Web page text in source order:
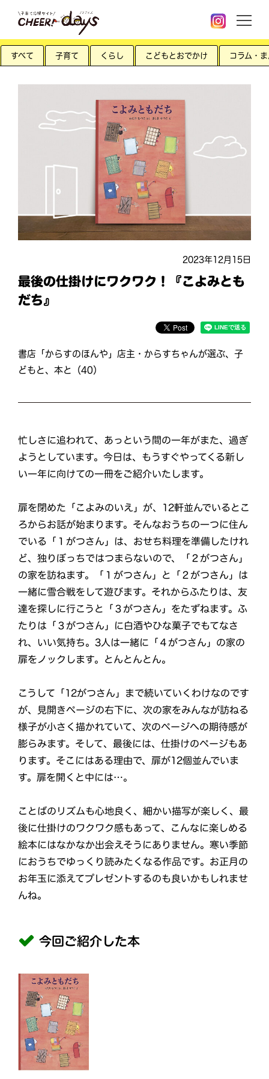
すべて 子育て くらし こどもとおでかけ コラム・
2023年12月15日
最後の仕掛けにワクワク！『こよみとも
だち』
書店「からすのほんや」店主・からすちゃんが選ぶ、子
どもと、本と（40）
忙しさに追われて、あっという間の一年がまた、過ぎ
ようとしています。今日は、もうすぐやってくる新し
い一年に向けての一冊をご紹介いたします。
扉を閉めた「こよみのいえ」が、12軒並んでいるとこ
ろからお話が始まります。そんなおうちの一つに住ん
でいる「１がつさん」は、おせち料理を準備したけれ
ど、独りぼっちではつまらないので、「２がつさん」
の家を訪ねます。「１がつさん」と「２がつさん」は
一緒に雪合戦をして遊びます。それからふたりは、友
達を探しに行こうと「３がつさん」をたずねます。ふ
たりは「３がつさん」に白酒やひな菓子でもてなさ
れ、いい気持ち。3人は一緒に「４がつさん」の家の
扉をノックします。とんとんとん。
こうして「12がつさん」まで続いていくわけなのです
が、見開きページの右下に、次の家をみんなが訪ねる
様子が小さく描かれていて、次のページへの期待感が
膨らみます。そして、最後には、仕掛けのページもあ
ります。そこにはある理由で、扉が12個並んでいま
す。扉を開くと中には…。
ことばのリズムも心地良く、細かい描写が楽しく、最
後に仕掛けのワクワク感もあって、こんなに楽しめる
絵本にはなかなか出会えそうにありません。寒い季節
におうちでゆっくり読みたくなる作品です。お正月の
お年玉に添えてプレゼントするのも良いかもしれませ
んね。
今回ご紹介した本